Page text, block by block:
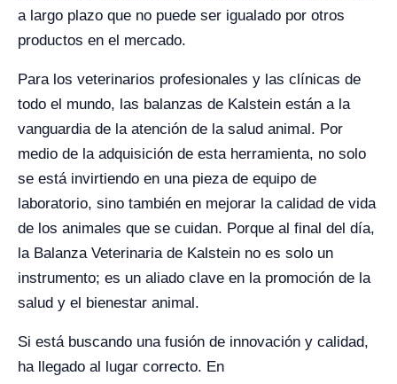
a largo plazo que no puede ser igualado por otros
productos en el mercado.
Para los veterinarios profesionales y las clínicas de
todo el mundo, las balanzas de Kalstein están a la
vanguardia de la atención de la salud animal. Por
medio de la adquisición de esta herramienta, no solo
se está invirtiendo en una pieza de equipo de
laboratorio, sino también en mejorar la calidad de vida
de los animales que se cuidan. Porque al final del día,
la Balanza Veterinaria de Kalstein no es solo un
instrumento; es un aliado clave en la promoción de la
salud y el bienestar animal.
Si está buscando una fusión de innovación y calidad,
ha llegado al lugar correcto. En